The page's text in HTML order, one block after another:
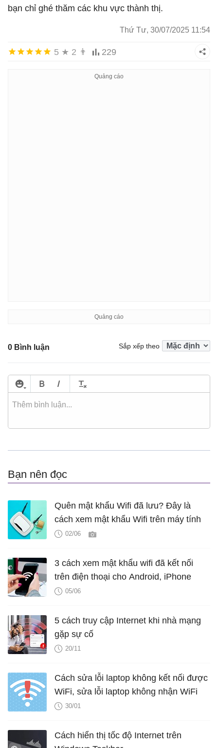
bạn chỉ ghé thăm các khu vực thành thị.
Thứ Tư, 30/07/2025 11:54
5 ★ 2 👨 229
0 Bình luận Sắp xếp theo
Bạn nên đọc
Quên mật khẩu Wifi đã lưu? Đây là
cách xem mật khẩu Wifi trên máy tính
02/06
3 cách xem mật khẩu wifi đã kết nối
trên điện thoại cho Android, iPhone
05/06
5 cách truy cập Internet khi nhà mạng
gặp sự cố
20/11
Cách sửa lỗi laptop không kết nối được
WiFi, sửa lỗi laptop không nhận WiFi
30/01
Cách hiển thị tốc độ Internet trên